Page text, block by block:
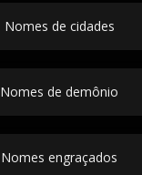
Nomes de cidades
Nomes de demônio
Nomes engraçados